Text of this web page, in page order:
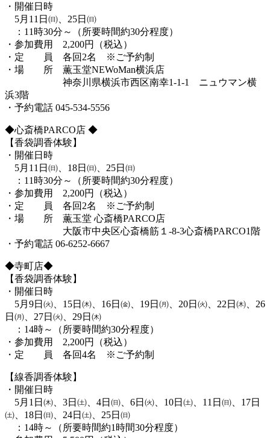
・開催日時
5月11日㈰、25日㈰
：11時30分～（所要時間約30分程度）
・参加費用 2,200円（税込）
・定 員 各回2名 ※ご予約制
・場 所 薫玉堂NEWoMan横浜店
神奈川県横浜市西区南幸1-1-1 ニュウマン横
浜3階
・予約電話 045-534-5556
◆心斎橋PARCO店 ◆
【香袋調香体験】
・開催日時
5月11日㈰、18日㈰、25日㈰
：11時30分～（所要時間約30分程度）
・参加費用 2,200円（税込）
・定 員 各回2名 ※ご予約制
・場 所 薫玉堂 心斎橋PARCO店
大阪市中央区心斎橋筋１-8-3心斎橋PARCO1階
・予約電話 06-6252-6667
◆寺町店◆
【香袋調香体験】
・開催日時
5月9日㈫、15日㈭、16日㈮、19日㈪、20日㈫、22日㈭、26
日㈪、27日㈫、29日㈭
：14時～（所要時間約30分程度）
・参加費用 2,200円（税込）
・定 員 各回4名 ※ご予約制
【線香調香体験】
・開催日時
5月1日㈭、3日㈯、4日㈰、6日㈫、10日㈯、11日㈰、17日
㈯、18日㈰、24日㈯、25日㈰
：14時～（所要時間約1時間30分程度）